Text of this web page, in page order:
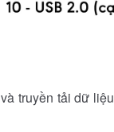
truyền tải dữ